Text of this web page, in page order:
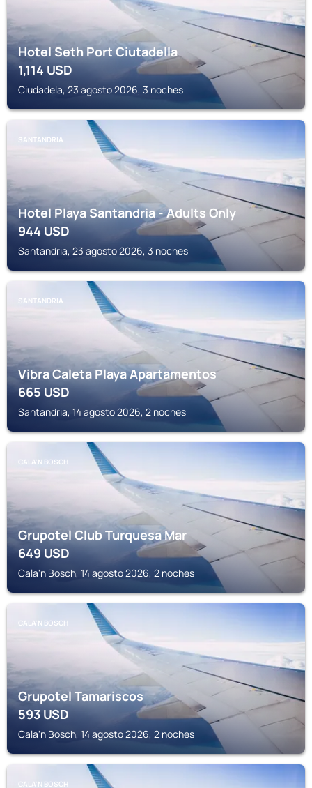
Hotel Seth Port Ciutadella
1,114USD
Ciudadela, 23 agosto 2026, 3 noches
SANTANDRIA
Hotel Playa Santandria - Adults Only
944USD
Santandria, 23 agosto 2026, 3 noches
SANTANDRIA
Vibra Caleta Playa Apartamentos
665USD
Santandria, 14 agosto 2026, 2 noches
CALA'N BOSCH
Grupotel Club Turquesa Mar
649USD
Cala'n Bosch, 14 agosto 2026, 2 noches
CALA'N BOSCH
Grupotel Tamariscos
593USD
Cala'n Bosch, 14 agosto 2026, 2 noches
CALA'N BOSCH